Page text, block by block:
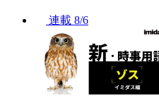
連載 8/6